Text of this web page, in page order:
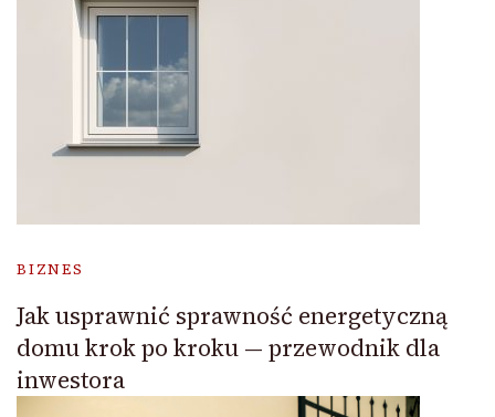
BIZNES
Jak usprawnić sprawność energetyczną
domu krok po kroku — przewodnik dla
inwestora